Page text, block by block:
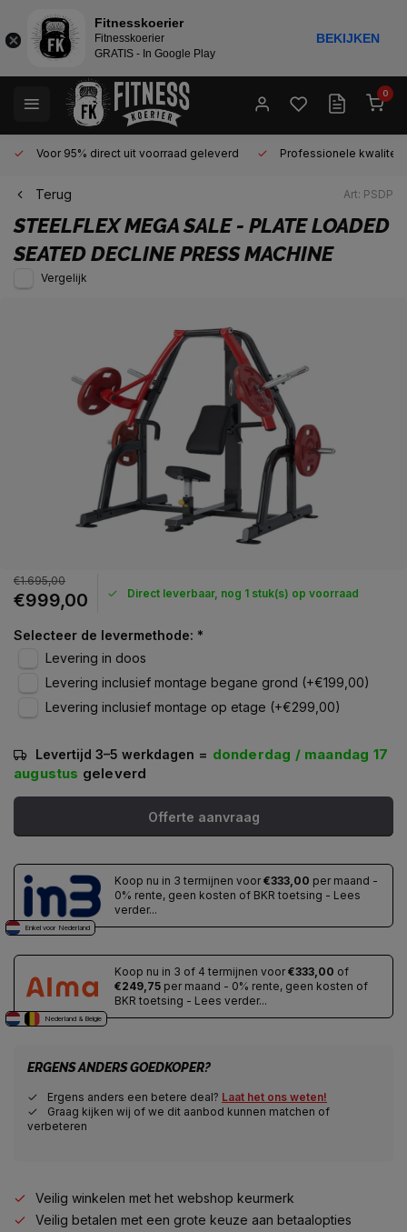
0
Voor 95% direct uit voorraad geleverd Professionele kwaliteit
Terug Art: PSDP
STEELFLEXMEGA SALE - PLATE LOADED
SEATED DECLINE PRESS MACHINE
Vergelijk
€1.695,00
€999,00 Direct leverbaar, nog 1 stuk(s) op voorraad
Selecteer de levermethode: *
Levering in doos
Levering inclusief montage begane grond (+€199,00)
Levering inclusief montage op etage (+€299,00)
Levertijd 3–5 werkdagen = donderdag / maandag 17
augustus geleverd
Offerte aanvraag
Enkel voor Nederland
Koop nu in 3 termijnen voor €333,00 per maand -
0% rente, geen kosten of BKR toetsing - Lees
verder...
Nederland & Belgie
Koop nu in 3 of 4 termijnen voor €333,00 of
€249,75 per maand - 0% rente, geen kosten of
BKR toetsing - Lees verder...
ERGENS ANDERS GOEDKOPER?
Ergens anders een betere deal? Laat het ons weten!
Graag kijken wij of we dit aanbod kunnen matchen of
verbeteren
Veilig winkelen met het webshop keurmerk
Veilig betalen met een grote keuze aan betaalopties
Fitnesskoerier
Fitnesskoerier
GRATIS - In Google Play
BEKIJKEN